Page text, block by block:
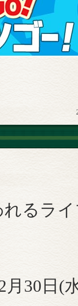
れるラ
月30日(